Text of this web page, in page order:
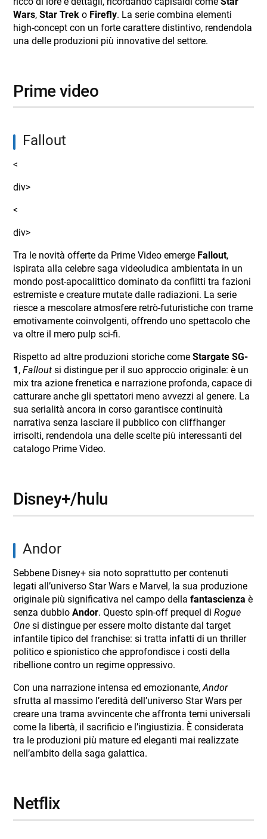
Wars,Star Trek o Firefly. La serie combina elementi
high-concept con un forte carattere distintivo, rendendola
una delle produzioni più innovative del settore.
prime video
fallout
<
div>
<
div>
Tra le novità offerte da Prime Video emerge Fallout,
ispirata alla celebre saga videoludica ambientata in un
mondo post-apocalittico dominato da conflitti tra fazioni
estremiste e creature mutate dalle radiazioni. La serie
riesce a mescolare atmosfere retrò-futuristiche con trame
emotivamente coinvolgenti, offrendo uno spettacolo che
va oltre il mero pulp sci-fi.
Rispetto ad altre produzioni storiche comeStargate SG-
1 ,Fallout si distingue per il suo approccio originale: è un
mix tra azione frenetica e narrazione profonda, capace di
catturare anche gli spettatori meno avvezzi al genere. La
sua serialità ancora in corso garantisce continuità
narrativa senza lasciare il pubblico con cliffhanger
irrisolti, rendendola una delle scelte più interessanti del
catalogo Prime Video.
disney+/hulu
andor
Sebbene Disney+ sia noto soprattutto per contenuti
legati all’universo Star Wars e Marvel, la sua produzione
originale più significativa nel campo dellafantascienza è
senza dubbioAndor. Questo spin-off prequel diRogue
One si distingue per essere molto distante dal target
infantile tipico del franchise: si tratta infatti di un thriller
politico e spionistico che approfondisce i costi della
ribellione contro un regime oppressivo.
Con una narrazione intensa ed emozionante,Andor
sfrutta al massimo l’eredità dell’universo Star Wars per
creare una trama avvincente che affronta temi universali
come la libertà, il sacrificio e l’ingiustizia. È considerata
tra le produzioni più mature ed eleganti mai realizzate
nell’ambito della saga galattica.
netflix